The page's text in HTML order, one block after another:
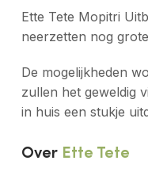
Ette Tete Mopitri
neerzetten nog
De mogelijkheden
zullen het geweldig
in huis een stukje
Over Ette Tete